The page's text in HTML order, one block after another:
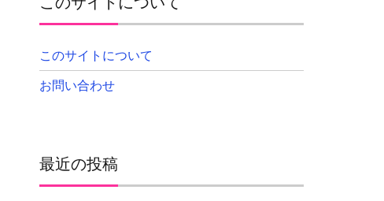
このサイトについて
お問い合わせ
最近の投稿